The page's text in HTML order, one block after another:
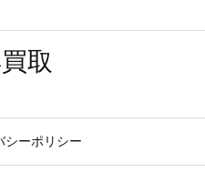
取
シーポリシー